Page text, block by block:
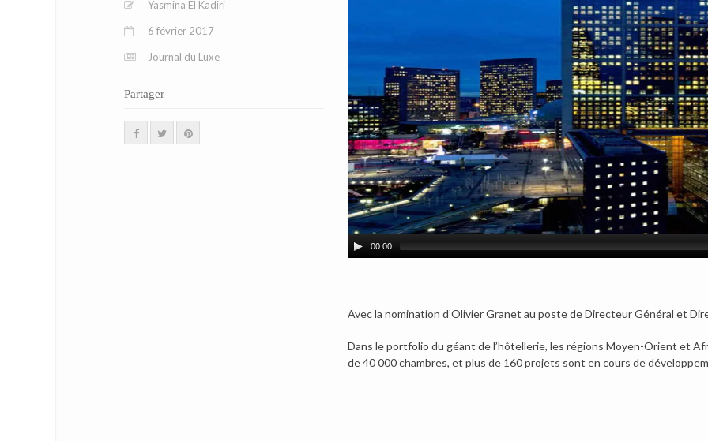
Yasmina El Kadiri
6 février 2017
Journal du Luxe
Partager
00:00
Avec la nomination d’Olivier Granet au poste de Directeur Général et
Dans le portfolio du géant de l’hôtellerie, les régions Moyen-Orient et
de 40 000 chambres, et plus de 160 projets sont en cours de